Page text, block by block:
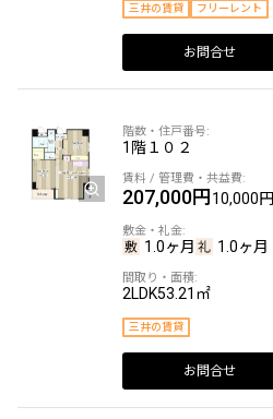
三井の賃貸 フリーレント
お問合せ
1階 １０２
207,000円10,000円
1.0ヶ月 1.0ヶ月
2LDK53.21㎡
三井の賃貸
お問合せ